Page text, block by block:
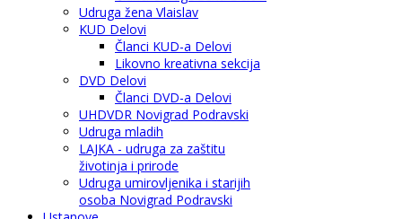
Udruga žena Vlaislav
KUD Delovi
Članci KUD-a Delovi
Likovno kreativna sekcija
DVD Delovi
Članci DVD-a Delovi
UHDVDR Novigrad Podravski
Udruga mladih
LAJKA - udruga za zaštitu
životinja i prirode
Udruga umirovljenika i starijih
osoba Novigrad Podravski